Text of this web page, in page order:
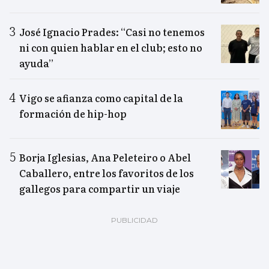
José Ignacio Prades: “Casi no tenemos
ni con quien hablar en el club; esto no
ayuda”
Vigo se afianza como capital de la
formación de hip-hop
Borja Iglesias, Ana Peleteiro o Abel
Caballero, entre los favoritos de los
gallegos para compartir un viaje